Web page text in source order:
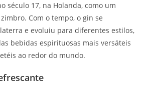
século 17, na Holanda, como um
Com o tempo, o gin se
e evoluiu para diferentes estilos,
bebidas espirituosas mais versáteis
ao redor do mundo.